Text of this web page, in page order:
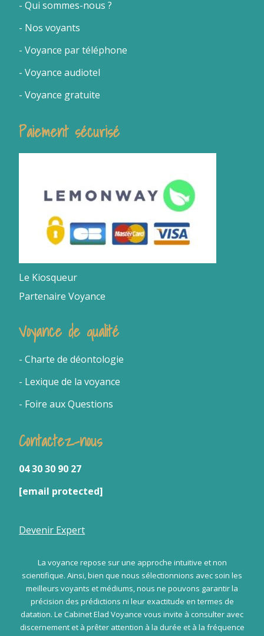
- Qui sommes-nous ?
- Nos voyants
-Voyance par téléphone
- Voyance audiotel
- Voyance gratuite
Paiement sécurisé
Le Kiosqueur
Partenaire Voyance
Voyance de qualité
- Charte de déontologie
- Lexique de la voyance
- Foire aux Questions
Contactez-nous
04 30 30 90 27
[email protected]
Devenir Expert
La voyance repose sur une approche intuitive et non
scientifique. Ainsi, bien que nous sélectionnions avec soin les
meilleurs voyants et médiums, nous ne pouvons garantir la
précision des prédictions ni leur exactitude en termes de
datation. Le Cabinet Elad Voyance vous invite à consulter avec
discernement et à prêter attention à la durée et à la fréquence